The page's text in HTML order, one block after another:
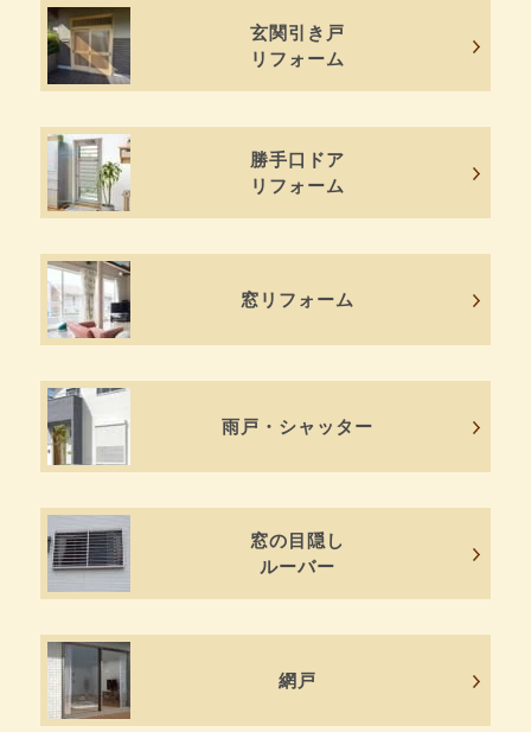
玄関引き戸
リフォーム
勝手口ドア
リフォーム
窓リフォーム
雨戸・シャッター
窓の目隠し
ルーバー
網戸